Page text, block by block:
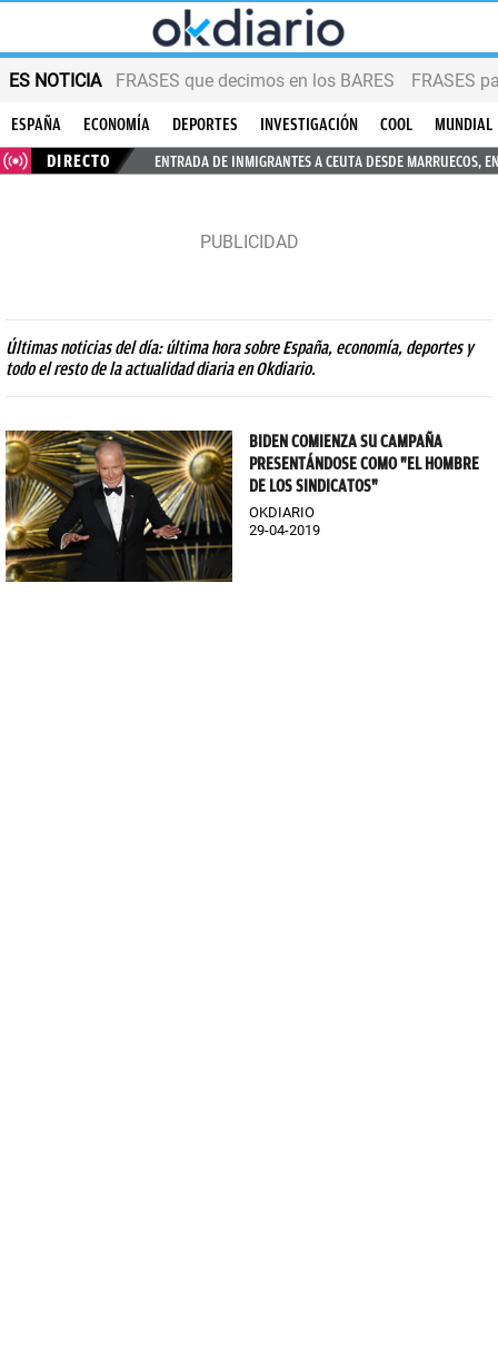
ES NOTICIA FRASES que decimos en los BARES FRASES
ESPAÑA ECONOMÍA DEPORTES INVESTIGACIÓN COOL
MUNDIAL
DIRECTO
ENTRADA DE INMIGRANTES A CEUTA DESDE MARRUECOS,
Últimas noticias del día: última hora sobre España, economía, deportes y
todo el resto de la actualidad diaria en Okdiario.
BIDEN COMIENZA SU CAMPAÑA
PRESENTÁNDOSE COMO "EL HOMBRE
DE LOS SINDICATOS"
OKDIARIO
29-04-2019